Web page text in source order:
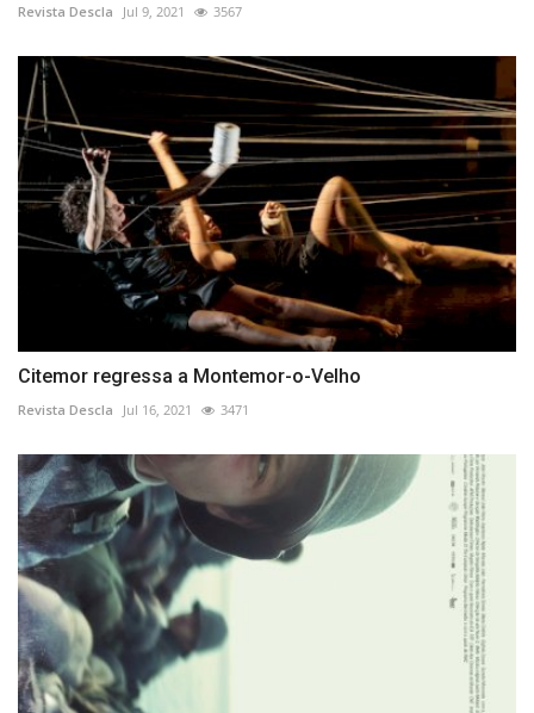
Revista Descla Jul 9, 2021 3567
Citemor regressa a Montemor-o-Velho
Revista Descla Jul 16, 2021 3471